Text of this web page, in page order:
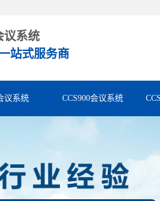
议系统
站式服务商
议系统 CCS900会议系统